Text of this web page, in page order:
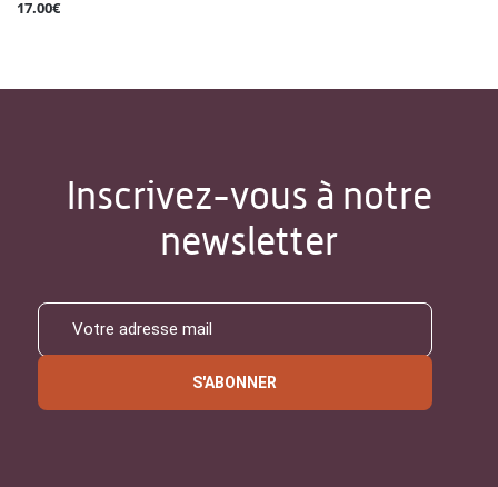
17.00€
Inscrivez-vous à notre
newsletter
S'ABONNER